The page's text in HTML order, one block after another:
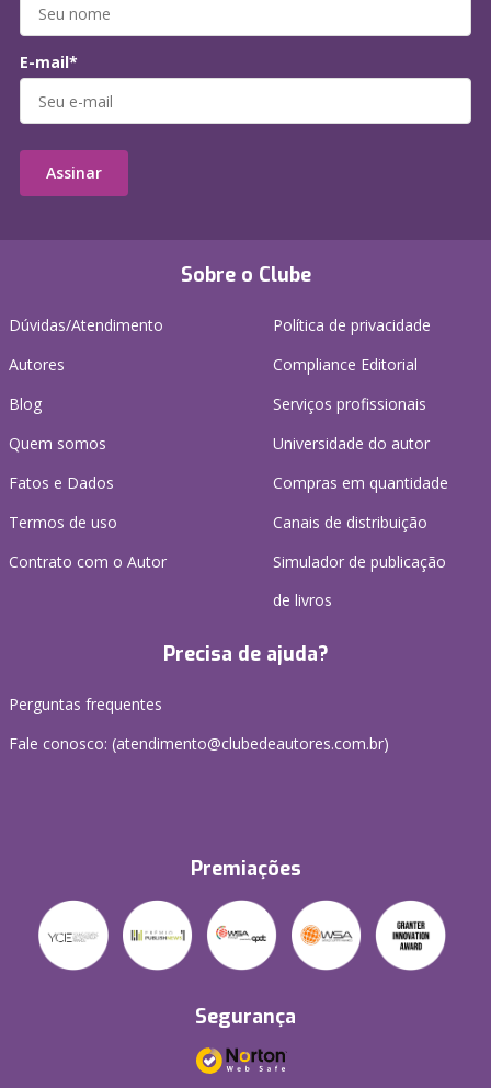
Sobre o Clube
Dúvidas/Atendimento
Autores
Blog
Quem somos
Fatos e Dados
Termos de uso
Contrato com o Autor
Política de privacidade
Compliance Editorial
Serviços profissionais
Universidade do autor
Compras em quantidade
Canais de distribuição
Simulador de publicação
de livros
Precisa de ajuda?
Perguntas frequentes
Fale conosco: (atendimento@clubedeautores.com.br)
Premiações
Segurança
E-mail*
Assinar